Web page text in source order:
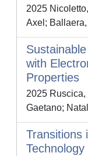
2025
Axel;
with
Properties
2025
Gaetano;
Transitions